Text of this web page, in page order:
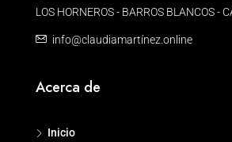
LOS HORNEROS - BARROS BLANCOS -
info@claudiamartínez.online
Acerca de
Inicio